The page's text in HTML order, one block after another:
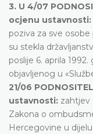
3. U 4/07
ocjenu ustavnosti:
poziva za sve osobe
su stekla
poslije 6. aprila
objavljenog u
21/06
ustavnosti: zahtjev
Zakona o
Hercegovine u